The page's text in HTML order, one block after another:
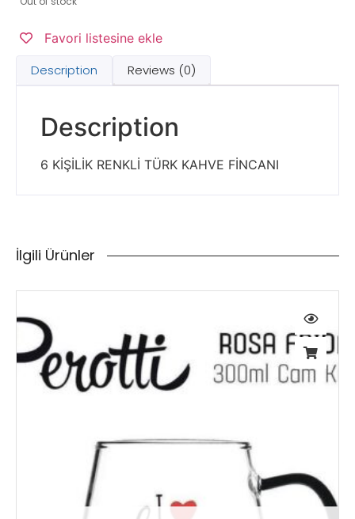
Favori listesine ekle
Description Reviews (0)
Description
6 KİŞİLİK RENKLİ TÜRK KAHVE FİNCANI
İlgili Ürünler